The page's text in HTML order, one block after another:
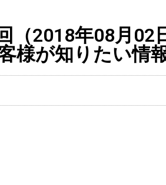
（2018年08月02
が知りたい情報